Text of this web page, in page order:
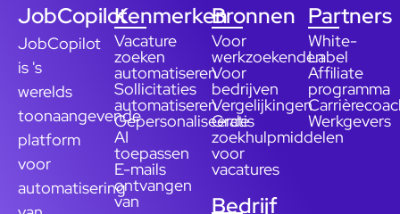
JobCopilot
JobCopilot
is 's
werelds
toonaangevende
platform
voor
automatisering
Kenmerken
Vacature
zoeken
automatiseren
Sollicitaties
automatiseren
Gepersonaliseerde
AI
toepassen
E-mails
ontvangen
van
Bronnen
Voor
werkzoekenden
Voor
bedrijven
Vergelijkingen
Gratis
zoekhulpmiddelen
voor
vacatures
Bedrijf
Partners
White-
Label
Affiliate
programma
Werkgevers